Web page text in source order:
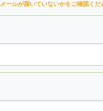
メールが届いていないかをご確認くだ